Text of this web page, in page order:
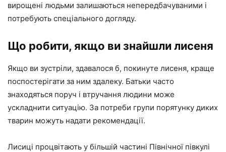
вирощені людьми залишаються непередбачуваними і
потребують спеціального догляду.
Що робити, якщо ви знайшли лисеня
Якщо ви зустріли, здавалося б, покинуте лисеня, краще
поспостерігати за ним здалеку. Батьки часто
знаходяться поруч і втручання людини може
ускладнити ситуацію. За потреби групи порятунку диких
тварин можуть надати рекомендації.
Лисиці процвітають у більшій частині Північної півкулі